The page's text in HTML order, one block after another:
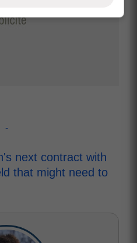
-
next contract with
that might need to